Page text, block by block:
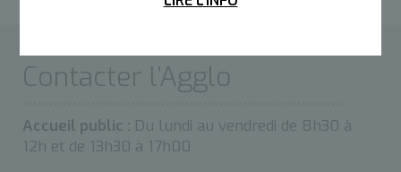
Contacter l’Agglo
Accueil public : Du lundi au vendredi de 8h30 à
12h et de 13h30 à 17h00